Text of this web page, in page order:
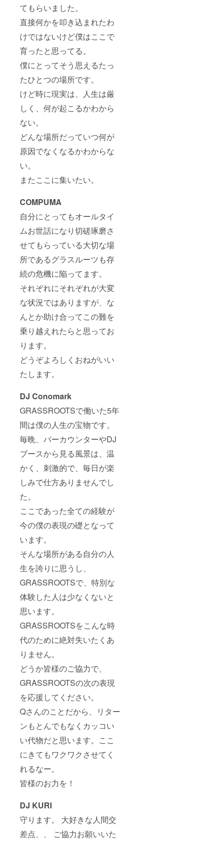
てもらいました。
直接何かを叩き込まれたわ
けではないけど僕はここで
育ったと思ってる。
僕にとってそう思えるたっ
たひとつの場所です。
けど時に現実は、人生は厳
しく、何が起こるかわから
ない。
どんな場所だっていつ何が
原因でなくなるかわからな
い。
またここに集いたい。
COMPUMA
自分にとってもオールタイ
ムお世話になり切磋琢磨さ
せてもらっている大切な場
所であるグラスルーツも存
続の危機に陥ってます。
それぞれにそれぞれが大変
な状況ではありますが、な
んとか助け合ってこの難を
乗り越えれたらと思ってお
ります。
どうぞよろしくおねがいい
たします。
DJ Conomark
GRASSROOTSで働いた5年
間は僕の人生の宝物です。
毎晩、バーカウンターやDJ
ブースから見る風景は、温
かく、刺激的で、毎日が楽
しみで仕方ありませんでし
た。
ここであった全ての経験が
今の僕の表現の礎となって
います。
そんな場所がある自分の人
生を誇りに思うし、
GRASSROOTSで、特別な
体験した人は少なくないと
思います。
GRASSROOTSをこんな時
代のために絶対失いたくあ
りません。
どうか皆様のご協力で、
GRASSROOTSの次の表現
を応援してください。
Qさんのことだから、リター
ンもとんでもなくカッコい
い代物だと思います。ここ
にきてもワクワクさせてく
れるなー。
皆様のお力を！
DJ KURI
守ります。 大好きな人間交
差点、、 ご協力お願いいた